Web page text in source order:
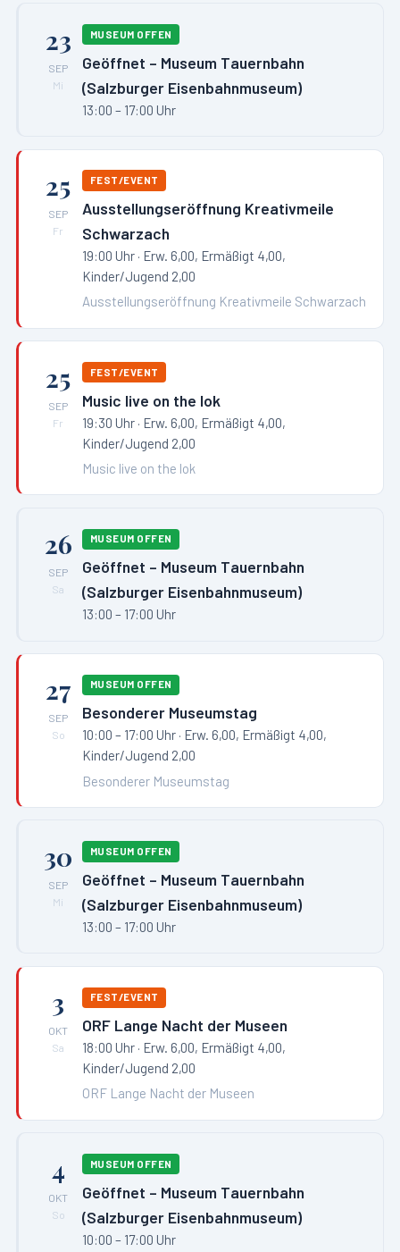
23
SEP
Mi
MUSEUM OFFEN
Geöffnet – Museum Tauernbahn
(Salzburger Eisenbahnmuseum)
13:00 – 17:00 Uhr
25
SEP
Fr
FEST/EVENT
Ausstellungseröffnung Kreativmeile
Schwarzach
19:00 Uhr · Erw. 6,00, Ermäßigt 4,00,
Kinder/Jugend 2,00
Ausstellungseröffnung Kreativmeile Schwarzach
25
SEP
Fr
FEST/EVENT
Music live on the lok
19:30 Uhr · Erw. 6,00, Ermäßigt 4,00,
Kinder/Jugend 2,00
Music live on the lok
26
SEP
Sa
MUSEUM OFFEN
Geöffnet – Museum Tauernbahn
(Salzburger Eisenbahnmuseum)
13:00 – 17:00 Uhr
27
SEP
So
MUSEUM OFFEN
Besonderer Museumstag
10:00 – 17:00 Uhr · Erw. 6,00, Ermäßigt 4,00,
Kinder/Jugend 2,00
Besonderer Museumstag
30
SEP
Mi
MUSEUM OFFEN
Geöffnet – Museum Tauernbahn
(Salzburger Eisenbahnmuseum)
13:00 – 17:00 Uhr
3
OKT
Sa
FEST/EVENT
ORF Lange Nacht der Museen
18:00 Uhr · Erw. 6,00, Ermäßigt 4,00,
Kinder/Jugend 2,00
ORF Lange Nacht der Museen
4
OKT
So
MUSEUM OFFEN
Geöffnet – Museum Tauernbahn
(Salzburger Eisenbahnmuseum)
10:00 – 17:00 Uhr